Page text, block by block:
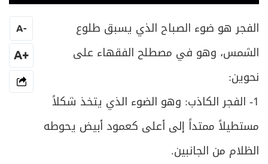
الفجر هو ضوء الصباح الذي يسبق طلوع
الشمس، وهو في مصطلح الفقهاء على
نحوين:
1- الفجر الكاذب: وهو الضوء الذي يتخذ شكلاً
مستطيلاً ممتداً إلى أعلى كعمود أبيض يحوطه
الظلام من الجانبين.
-
A
+A